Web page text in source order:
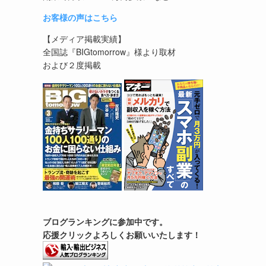
お客様の声はこちら
【メディア掲載実績】
全国誌『BIGtomorrow』様より取材
および２度掲載
ブログランキングに参加中です。
応援クリックよろしくお願いいたします！